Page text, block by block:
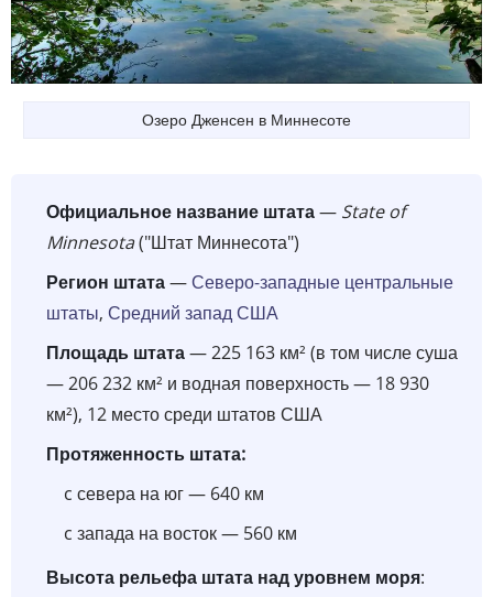
Озеро Дженсен в Миннесоте
Официальное название штата— State of
Minnesota("Штат Миннесота")
Регион штата—Северо-западные центральные
штаты, Средний запад США
Площадь штата— 225 163 км² (в том числе суша
— 206 232 км² и водная поверхность — 18 930
км²), 12 место среди штатов США
Протяженность штата:
c севера на юг — 640 км
c запада на восток — 560 км
Высота рельефа штата над уровнем моря: